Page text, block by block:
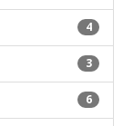
4
3
6